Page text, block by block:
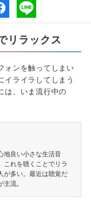
リラックス
ォンを触ってしまい
イライラしてしまう
、いま流行中の
地良い小さな生活音
これを聴くことでリラ
が多い。最近は聴覚だ
流。